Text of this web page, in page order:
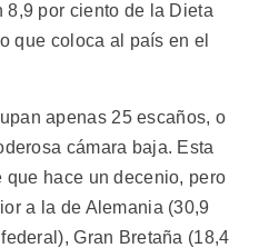
8,9 por ciento de la Dieta
que coloca al país en el
apenas 25 escaños, o
cámara baja. Esta
hace un decenio, pero
a la de Alemania (30,9
Gran Bretaña (18,4